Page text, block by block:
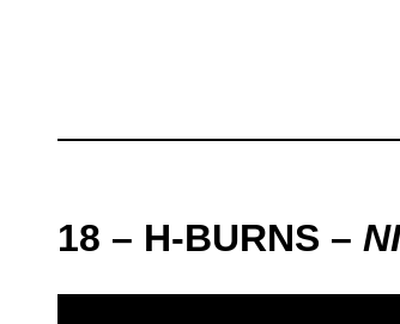
18 – H-BURNS –